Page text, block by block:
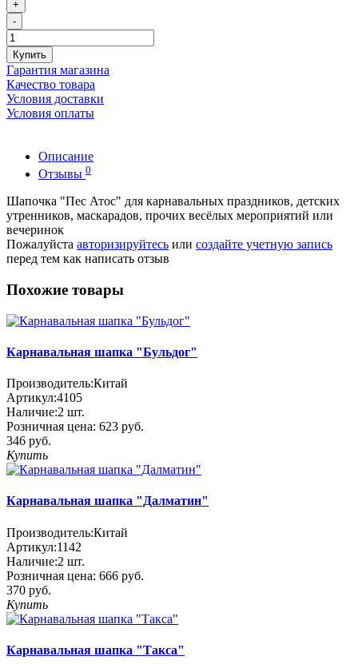
+
-
Купить
Гарантия магазина
Качество товара
Условия доставки
Условия оплаты
Описание
Отзывы 0
Шапочка "Пес Атос" для карнавальных праздников, детских
утренников, маскарадов, прочих весёлых мероприятий или
вечеринок
Пожалуйста авторизируйтесь или создайте учетную запись
перед тем как написать отзыв
Похожие товары
Карнавальная шапка "Бульдог"
Производитель:Китай
Артикул:4105
Наличие:2 шт.
Розничная цена: 623 руб.
346 руб.
Купить
Карнавальная шапка "Далматин"
Производитель:Китай
Артикул:1142
Наличие:2 шт.
Розничная цена: 666 руб.
370 руб.
Купить
Карнавальная шапка "Такса"